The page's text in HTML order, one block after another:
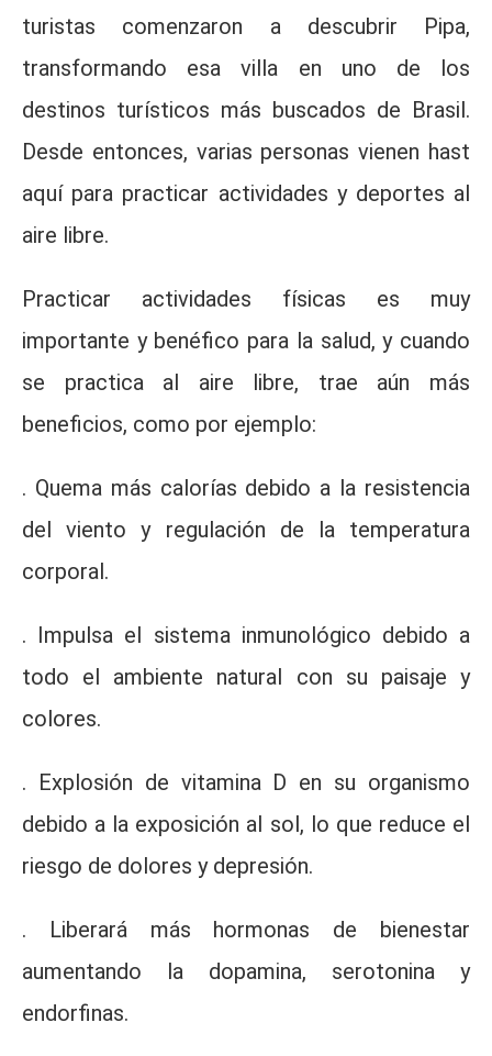
turistas comenzaron a descubrir Pipa,
transformando esa villa en uno de los
destinos turísticos más buscados de Brasil.
Desde entonces, varias personas vienen hast
aquí para practicar actividades y deportes al
aire libre.
Practicar actividades físicas es muy
importante y benéfico para la salud, y cuando
se practica al aire libre, trae aún más
beneficios, como por ejemplo:
. Quema más calorías debido a la resistencia
del viento y regulación de la temperatura
corporal.
. Impulsa el sistema inmunológico debido a
todo el ambiente natural con su paisaje y
colores.
. Explosión de vitamina D en su organismo
debido a la exposición al sol, lo que reduce el
riesgo de dolores y depresión.
. Liberará más hormonas de bienestar
aumentando la dopamina, serotonina y
endorfinas.